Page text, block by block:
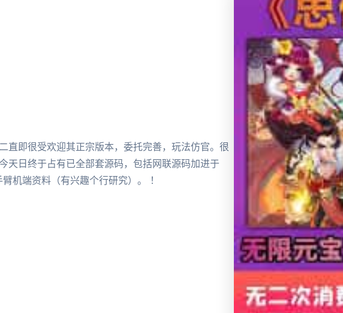
直即很受欢迎其正宗版本，委托完善，玩法仿官。很
天日终于占有已全部套源码，包括网联源码加进于
机端资料（有兴趣个行研究）。 ！